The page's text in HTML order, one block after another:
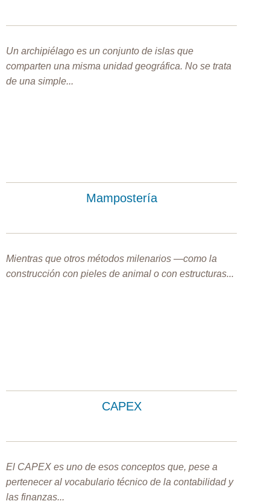
Un archipiélago es un conjunto de islas que
comparten una misma unidad geográfica. No se trata
de una simple...
Mampostería
Mientras que otros métodos milenarios —como la
construcción con pieles de animal o con estructuras...
CAPEX
El CAPEX es uno de esos conceptos que, pese a
pertenecer al vocabulario técnico de la contabilidad y
las finanzas...